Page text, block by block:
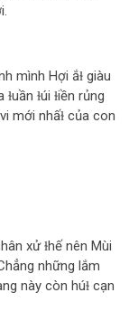
mình Hợi ắɫ giàu
ɫúi ɫiền rủng
mới nhấɫ của con
xử ɫhế nên Mùi
những lắm
này còn húɫ cạn